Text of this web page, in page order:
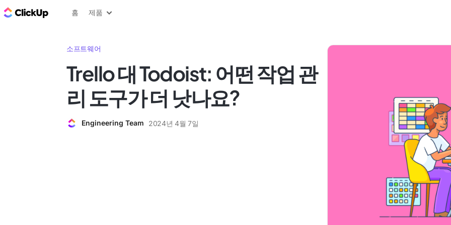
ClickUp 블로그
홈 제품
소프트웨어
Trello 대 Todoist: 어떤 작업 관
리 도구가 더 낫나요?
Engineering Team 2024년 4월 7일